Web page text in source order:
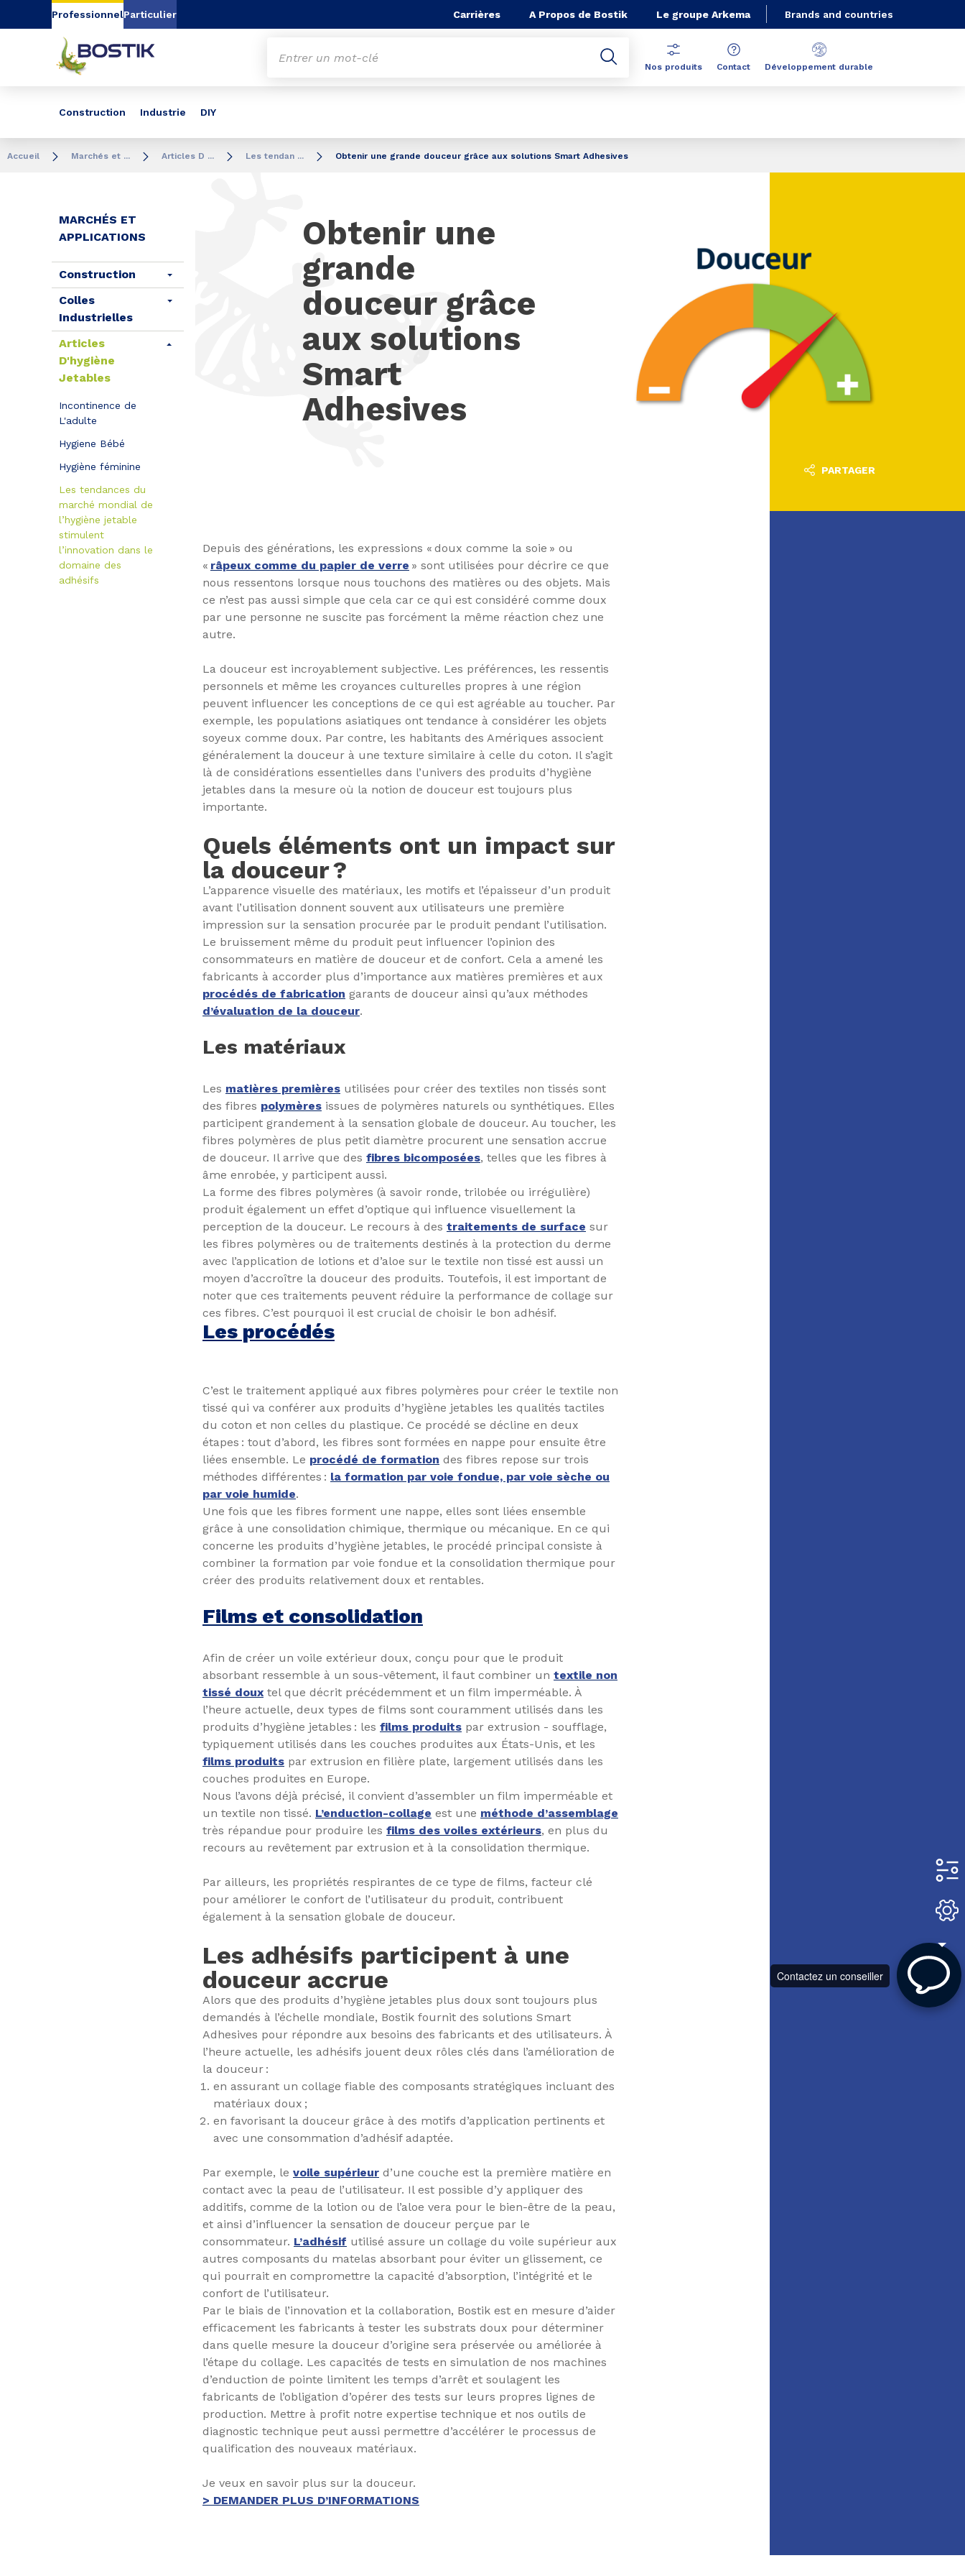
Aller au contenu Aller au menu
ProfessionnelParticulier Carrières A Propos de Bostik Le groupe Arkema Brands and countries
Construction Industrie DIY
Nos produits Contact Développement durable
Accueil Marchés et ... Articles D ... Les tendan ... Obtenir une grande douceur grâce aux solutions Smart Adhesives
MARCHÉS ET
APPLICATIONS
Construction
Colles
Industrielles
Articles
D'hygiène
Jetables
Incontinence de
L'adulte
Hygiene Bébé
Hygiène féminine
Les tendances du
marché mondial de
l’hygiène jetable
stimulent
l’innovation dans le
domaine des
adhésifs
Obtenir une
grande
douceur grâce
aux solutions
Smart
Adhesives
PARTAGER
Depuis des générations, les expressions « doux comme la soie » ou
« râpeux comme du papier de verre » sont utilisées pour décrire ce que
nous ressentons lorsque nous touchons des matières ou des objets. Mais
ce n’est pas aussi simple que cela car ce qui est considéré comme doux
par une personne ne suscite pas forcément la même réaction chez une
autre.
La douceur est incroyablement subjective. Les préférences, les ressentis
personnels et même les croyances culturelles propres à une région
peuvent influencer les conceptions de ce qui est agréable au toucher. Par
exemple, les populations asiatiques ont tendance à considérer les objets
soyeux comme doux. Par contre, les habitants des Amériques associent
généralement la douceur à une texture similaire à celle du coton. Il s’agit
là de considérations essentielles dans l’univers des produits d’hygiène
jetables dans la mesure où la notion de douceur est toujours plus
importante.
Quels éléments ont un impact sur
la douceur ?
L’apparence visuelle des matériaux, les motifs et l’épaisseur d’un produit
avant l’utilisation donnent souvent aux utilisateurs une première
impression sur la sensation procurée par le produit pendant l’utilisation.
Le bruissement même du produit peut influencer l’opinion des
consommateurs en matière de douceur et de confort. Cela a amené les
fabricants à accorder plus d’importance aux matières premières et aux
procédés de fabrication garants de douceur ainsi qu’aux méthodes
d’évaluation de la douceur.
Les matériaux
Les matières premières utilisées pour créer des textiles non tissés sont
des fibres polymères issues de polymères naturels ou synthétiques. Elles
participent grandement à la sensation globale de douceur. Au toucher, les
fibres polymères de plus petit diamètre procurent une sensation accrue
de douceur. Il arrive que des fibres bicomposées, telles que les fibres à
âme enrobée, y participent aussi.
La forme des fibres polymères (à savoir ronde, trilobée ou irrégulière)
produit également un effet d’optique qui influence visuellement la
perception de la douceur. Le recours à des traitements de surface sur
les fibres polymères ou de traitements destinés à la protection du derme
avec l’application de lotions et d’aloe sur le textile non tissé est aussi un
moyen d’accroître la douceur des produits. Toutefois, il est important de
noter que ces traitements peuvent réduire la performance de collage sur
ces fibres. C’est pourquoi il est crucial de choisir le bon adhésif.
Les procédés
C’est le traitement appliqué aux fibres polymères pour créer le textile non
tissé qui va conférer aux produits d’hygiène jetables les qualités tactiles
du coton et non celles du plastique. Ce procédé se décline en deux
étapes : tout d’abord, les fibres sont formées en nappe pour ensuite être
liées ensemble. Le procédé de formation des fibres repose sur trois
méthodes différentes : la formation par voie fondue, par voie sèche ou
par voie humide.
Une fois que les fibres forment une nappe, elles sont liées ensemble
grâce à une consolidation chimique, thermique ou mécanique. En ce qui
concerne les produits d’hygiène jetables, le procédé principal consiste à
combiner la formation par voie fondue et la consolidation thermique pour
créer des produits relativement doux et rentables.
Films et consolidation
Afin de créer un voile extérieur doux, conçu pour que le produit
absorbant ressemble à un sous-vêtement, il faut combiner un textile non
tissé doux tel que décrit précédemment et un film imperméable. À
l’heure actuelle, deux types de films sont couramment utilisés dans les
produits d’hygiène jetables : les films produits par extrusion - soufflage,
typiquement utilisés dans les couches produites aux États-Unis, et les
films produits par extrusion en filière plate, largement utilisés dans les
couches produites en Europe.
Nous l’avons déjà précisé, il convient d’assembler un film imperméable et
un textile non tissé. L’enduction-collage est une méthode d’assemblage
très répandue pour produire les films des voiles extérieurs, en plus du
recours au revêtement par extrusion et à la consolidation thermique.
Par ailleurs, les propriétés respirantes de ce type de films, facteur clé
pour améliorer le confort de l’utilisateur du produit, contribuent
également à la sensation globale de douceur.
Les adhésifs participent à une
douceur accrue
Alors que des produits d’hygiène jetables plus doux sont toujours plus
demandés à l’échelle mondiale, Bostik fournit des solutions Smart
Adhesives pour répondre aux besoins des fabricants et des utilisateurs. À
l’heure actuelle, les adhésifs jouent deux rôles clés dans l’amélioration de
la douceur :
en assurant un collage fiable des composants stratégiques incluant des
matériaux doux ;
en favorisant la douceur grâce à des motifs d’application pertinents et
avec une consommation d’adhésif adaptée.
Par exemple, le voile supérieur d’une couche est la première matière en
contact avec la peau de l’utilisateur. Il est possible d’y appliquer des
additifs, comme de la lotion ou de l’aloe vera pour le bien-être de la peau,
et ainsi d’influencer la sensation de douceur perçue par le
consommateur. L’adhésif utilisé assure un collage du voile supérieur aux
autres composants du matelas absorbant pour éviter un glissement, ce
qui pourrait en compromettre la capacité d’absorption, l’intégrité et le
confort de l’utilisateur.
Par le biais de l’innovation et la collaboration, Bostik est en mesure d’aider
efficacement les fabricants à tester les substrats doux pour déterminer
dans quelle mesure la douceur d’origine sera préservée ou améliorée à
l’étape du collage. Les capacités de tests en simulation de nos machines
d’enduction de pointe limitent les temps d’arrêt et soulagent les
fabricants de l’obligation d’opérer des tests sur leurs propres lignes de
production. Mettre à profit notre expertise technique et nos outils de
diagnostic technique peut aussi permettre d’accélérer le processus de
qualification des nouveaux matériaux.
Je veux en savoir plus sur la douceur.
> DEMANDER PLUS D’INFORMATIONS
Contactez un conseiller